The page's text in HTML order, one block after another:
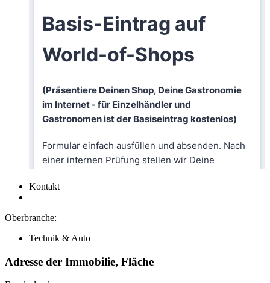
Kontakt
Oberbranche:
Technik & Auto
Adresse der Immobilie, Fläche